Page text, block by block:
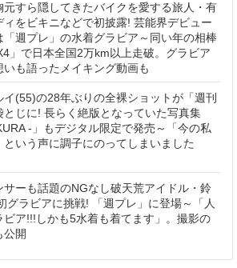
元すら隠してきたバイクを愛する旅人・有
ィをビキニなどで初披露! 芸能界デビュー
「週プレ」の水着グラビア～同い年の相棒
」で日本全国2万km以上走破。グラビア
いも語ったメイキング動画も
イ(55)の28年ぶりの全裸ショットが「週刊
とじに! 長らく絶版となっていた写真集
-」もデジタル限定で発売～「今の私
という声に調子にのってしまいました
サーも話題のNGなし破天荒アイドル・鈴
グラビアに挑戦! 「週プレ」に登場～「人
ビア!!!しかも5水着も着てます」。撮影の
公開